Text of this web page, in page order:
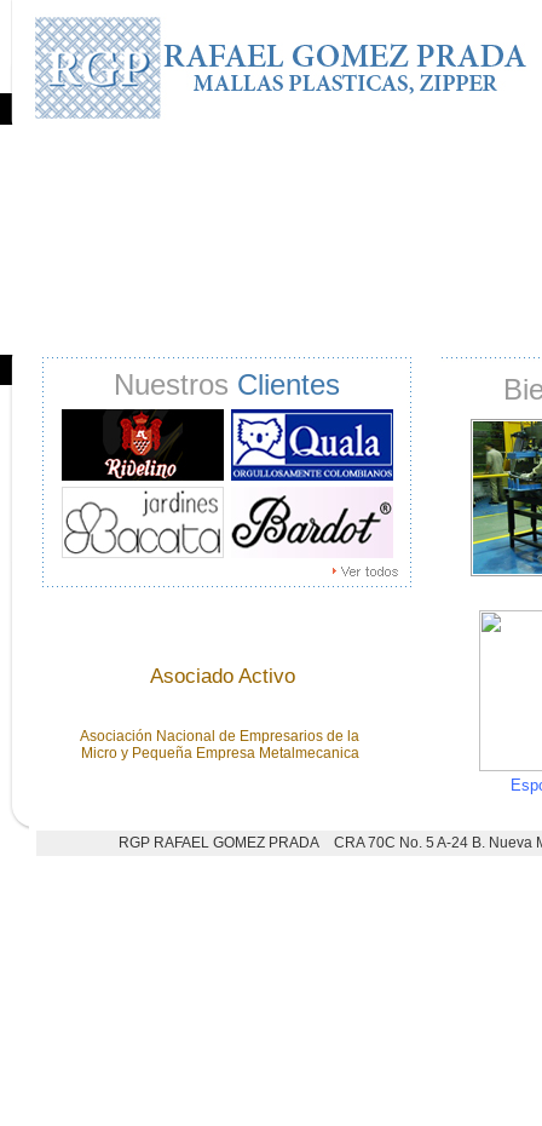
Nuestros Clientes
Asociado Activo
Asociación Nacional de Empresarios de la
Micro y Pequeña Empresa Metalmecanica
RGP RAFAEL GOMEZ PRADA CRA 70C No. 5 A-24 B.